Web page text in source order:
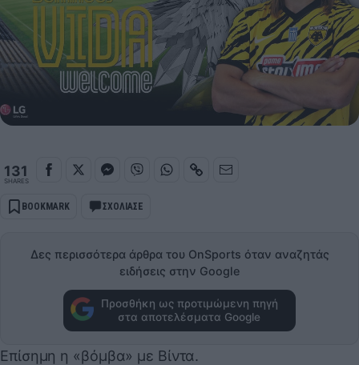
131
SHARES
BOOKMARK ΣΧΟΛΙΑΣΕ
Δες περισσότερα άρθρα του OnSports όταν αναζητάς
ειδήσεις στην Google
Προσθήκη ως προτιμώμενη πηγή
στα αποτελέσματα Google
Επίσημη η «βόμβα» με Βίντα.